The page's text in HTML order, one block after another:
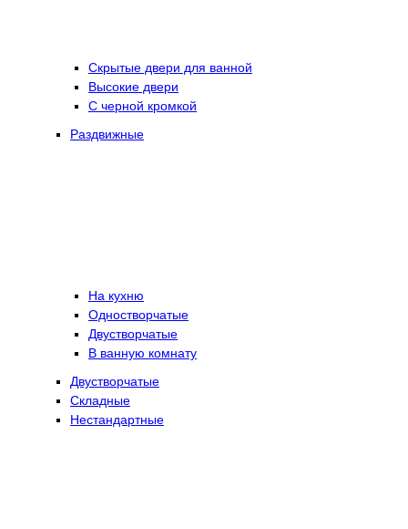
Скрытые двери для ванной
Высокие двери
С черной кромкой
Раздвижные
На кухню
Одностворчатые
Двустворчатые
В ванную комнату
Двустворчатые
Складные
Нестандартные